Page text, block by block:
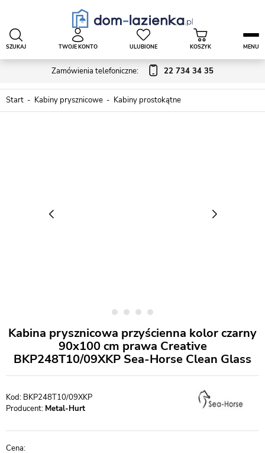
Zamówienia telefoniczne: 22 734 34 35
SZUKAJ TWOJE KONTO ULUBIONE KOSZYK MENU
Start Kabiny prysznicowe Kabiny prostokątne
Kabina prysznicowa przyścienna kolor czarny
90x100 cm prawa Creative
BKP248T10/09XKP Sea-Horse Clean Glass
BKP248T10/09XKP
Producent: Metal-Hurt